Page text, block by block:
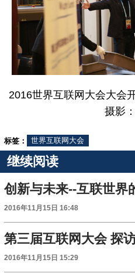
2016世界互联网大会大会
摄影
标签： 世界互联网大会
继续阅读
创新与未来--互联世界
2016年11月15日 16:48
第三届互联网大会 探
2016年11月15日 15:29